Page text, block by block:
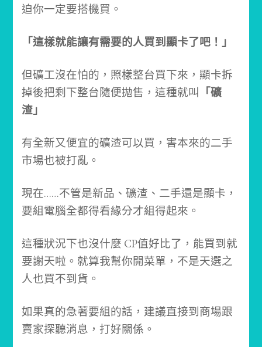
迫你一定要搭機買。
「這樣就能讓有需要的人買到顯卡了吧！」
但礦工沒在怕的，照樣整台買下來，顯卡拆
掉後把剩下整台隨便拋售，這種就叫
「礦
渣」
有全新又便宜的礦渣可以買，害本來的二手
市場也被打亂。
現在……不管是新品、礦渣、二手還是顯卡，
要組電腦全都得看緣分才組得起來。
這種狀況下也沒什麼 CP值好比了，能買到就
要謝天啦。就算我幫你開菜單，不是天選之
人也買不到貨。
如果真的急著要組的話，建議直接到商場跟
賣家探聽消息，打好關係。